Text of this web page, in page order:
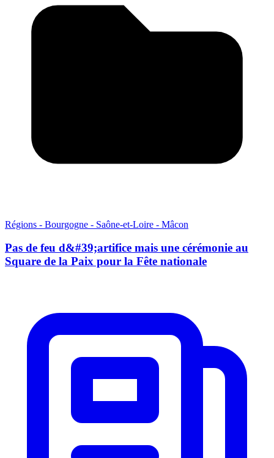
Régions - Bourgogne - Saône-et-Loire - Mâcon
Pas de feu d&#39;artifice mais une cérémonie au
Square de la Paix pour la Fête nationale